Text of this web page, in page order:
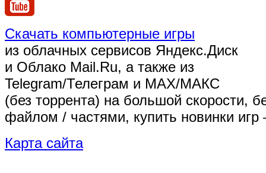
Скачать компьютерные игры
из облачных сервисов Яндекс.Диск
и Облако Mail.Ru, а также из
Telegram/Телеграм и MAX/МАКС
(без торрента) на большой скорости,
файлом / частями, купить новинки
Карта сайта